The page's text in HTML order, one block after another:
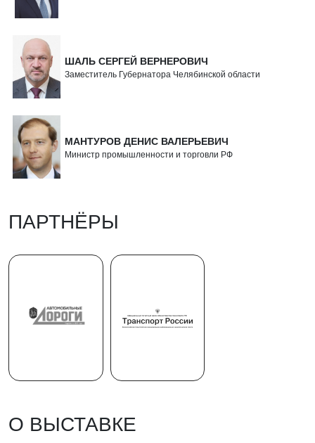
ШАЛЬ СЕРГЕЙ ВЕРНЕРОВИЧ
Заместитель Губернатора Челябинской области
МАНТУРОВ ДЕНИС ВАЛЕРЬЕВИЧ
Министр промышленности и торговли РФ
ПАРТНЁРЫ
О ВЫСТАВКЕ